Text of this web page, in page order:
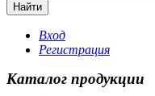
Найти
Вход
Регистрация
Каталог продукции